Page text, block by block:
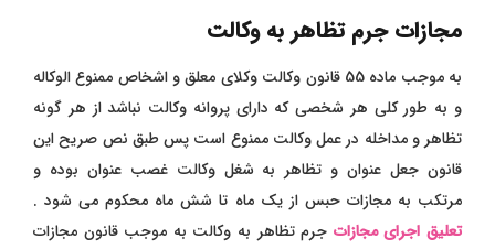
مجازات جرم تظاهر به وکالت
به موجب ماده 55 قانون وکالت وکلای معلق و اشخاص ممنوع الوکاله
و به طور کلی هر شخصی که دارای پروانه وکالت نباشد از هر گونه
تظاهر و مداخله در عمل وکالت ممنوع است پس طبق نص صریح این
قانون جعل عنوان و تظاهر به شغل وکالت غصب عنوان بوده و
مرتکب به مجازات حبس از یک ماه تا شش ماه محکوم می شود .
تعلیق اجرای مجازات جرم تظاهر به وکالت به موجب قانون مجازات